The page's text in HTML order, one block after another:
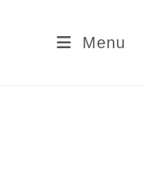
Menu